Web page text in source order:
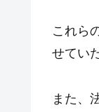
これら
せてい
また、